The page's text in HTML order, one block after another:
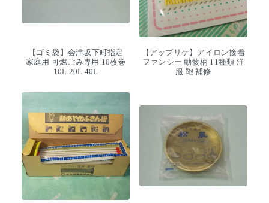
【ゴミ袋】会津坂下町指定
家庭用 可燃ごみ専用 10枚巻
10L 20L 40L
【アップリケ】アイロン接着
ファンシー 動物柄 11種類 洋
服 鞄 補修